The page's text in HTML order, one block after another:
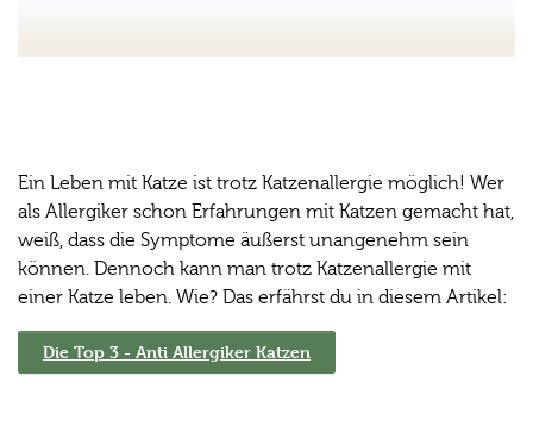
Ein Leben mit Katze ist trotz Katzenallergie möglich! Wer
als Allergiker schon Erfahrungen mit Katzen gemacht hat,
weiß, dass die Symptome äußerst unangenehm sein
können. Dennoch kann man trotz Katzenallergie mit
einer Katze leben. Wie? Das erfährst du in diesem Artikel:
Die Top 3 - Anti Allergiker Katzen